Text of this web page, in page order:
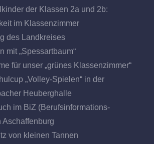
der Klassen 2a und 2b:
im Klassenzimmer
des Landkreises
mit „Spessartbaum“
für unser „grünes Klassenzimmer“
„Volley-Spielen“ in der
Heuberghalle
im BiZ (Berufsinformations-
Aschaffenburg
von kleinen Tannen